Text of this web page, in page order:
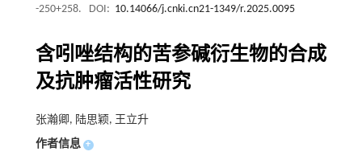
-250+258.
DOI: 10.14066/j.cnki.cn21-1349/r.2025.0095
含吲唑结构的苦参碱衍生物的合成
及抗肿瘤活性研究
张瀚卿, 陆思颖, 王立升
作者信息 +